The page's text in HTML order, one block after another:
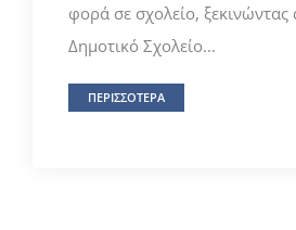
φορά σε σχολείο,
Δημοτικό Σχολείο...
ΠΕΡΙΣΣΟΤΕΡΑ